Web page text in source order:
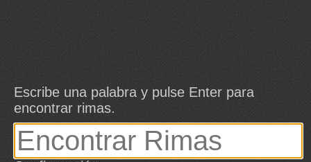
Escribe una palabra y pulse Enter para
encontrar rimas.